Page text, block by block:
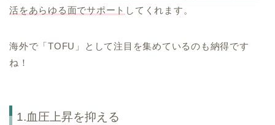
活をあらゆる面でサポート してくれます。
海外で「TOFU」として注目を集めているのも納得です
ね！
1.血圧上昇を抑える